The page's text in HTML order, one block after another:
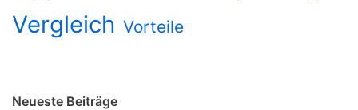
Vergleich Vorteile
Neueste Beiträge